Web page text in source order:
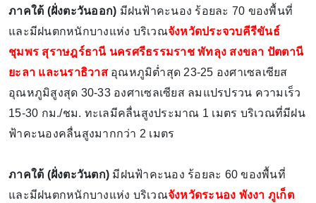
ภาคใต้ (ฝั่งตะวันออก) มีฝนฟ้าคะนอง ร้อยละ 70 ของพื้นที่
และมีฝนตกหนักบางแห่ง บริเวณจังหวัดประจวบคีรีขันธ์
ชุมพร สุราษฎร์ธานี นครศรีธรรมราช พัทลุง สงขลา ปัตตานี
ยะลา และนราธิวาสอุณหภูมิต่ำสุด 23-25 องศาเซลเซียส
อุณหภูมิสูงสุด 30-33 องศาเซลเซียส ลมแปรปรวน ความเร็ว
15-30 กม./ชม. ทะเลมีคลื่นสูงประมาณ 1 เมตร บริเวณที่มีฝน
ฟ้าคะนองคลื่นสูงมากกว่า 2 เมตร
ภาคใต้ (ฝั่งตะวันตก) มีฝนฟ้าคะนอง ร้อยละ 60 ของพื้นที่
และมีฝนตกหนักบางแห่ง บริเวณจังหวัดระนอง พังงา ภูเก็ต